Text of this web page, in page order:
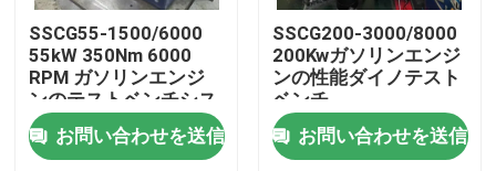
連絡 ください
ニュース
SSCG55-1500/6000
55kW 350Nm 6000
RPM ガソリンエンジ
ンのテストベンチシス
テム
お問い合わせを送信
SSCG200-3000/8000
200Kwガソリンエンジ
ンの性能ダイノテスト
ベンチ
お問い合わせを送信